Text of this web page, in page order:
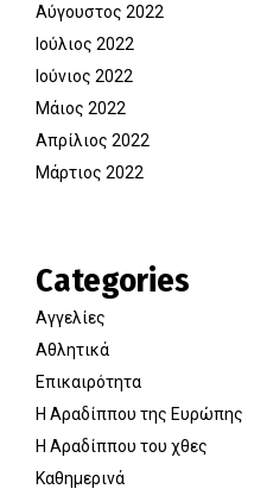
Αύγουστος 2022
Ιούλιος 2022
Ιούνιος 2022
Μάιος 2022
Απρίλιος 2022
Μάρτιος 2022
Categories
Αγγελίες
Αθλητικά
Επικαιρότητα
Η Αραδίππου της Ευρώπης
Η Αραδίππου του χθες
Καθημερινά